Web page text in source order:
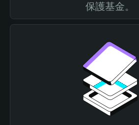
保護基金。